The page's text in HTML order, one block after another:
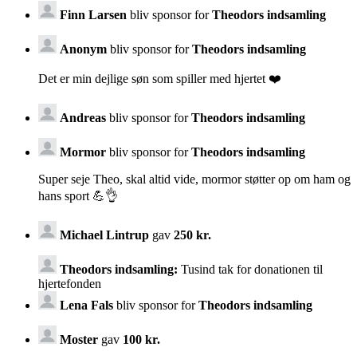
Finn Larsen bliv sponsor forTheodors indsamling
Anonym bliv sponsor forTheodors indsamling
Det er min dejlige søn som spiller med hjertet ❤️
Andreas bliv sponsor forTheodors indsamling
Mormor bliv sponsor forTheodors indsamling
Super seje Theo, skal altid vide, mormor støtter op om ham og
hans sport 💪👌
Michael Lintrup gav 250 kr.
Theodors indsamling: Tusind tak for donationen til
hjertefonden
Lena Fals bliv sponsor forTheodors indsamling
Moster gav 100 kr.